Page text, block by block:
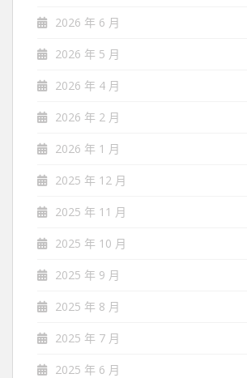
2026 年 6 月
2026 年 5 月
2026 年 4 月
2026 年 2 月
2026 年 1 月
2025 年 12 月
2025 年 11 月
2025 年 10 月
2025 年 9 月
2025 年 8 月
2025 年 7 月
2025 年 6 月